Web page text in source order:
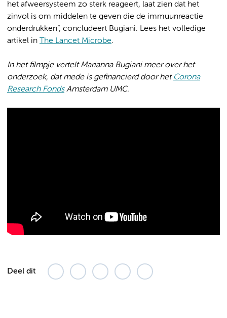
het afweersysteem zo sterk reageert, laat zien dat het
zinvol is om middelen te geven die de immuunreactie
onderdrukken”, concludeert Bugiani. Lees het volledige
artikel in
The Lancet Microbe.
In het filmpjevertelt Marianna Bugiani meer over het
onderzoek, dat mede is gefinancierd door het Corona
Research FondsAmsterdam UMC.
Deel dit